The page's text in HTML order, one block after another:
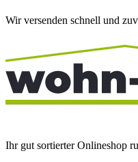
Wir versenden schnell und
Ihr gut sortierter Onlineshop